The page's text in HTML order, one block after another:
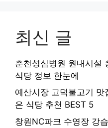
최신 글
춘천성심병원 원내시설
식당 정보 한눈에
예산시장 고덕불고기
은 식당 추천 BEST 5
창원NC파크 수영장 강